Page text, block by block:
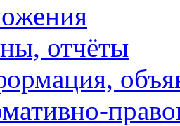
отчёты